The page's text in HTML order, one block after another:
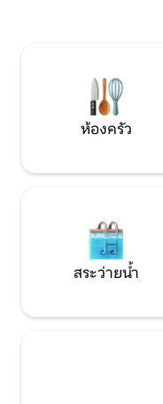
ห้องครัว
สระว่ายน้ำ